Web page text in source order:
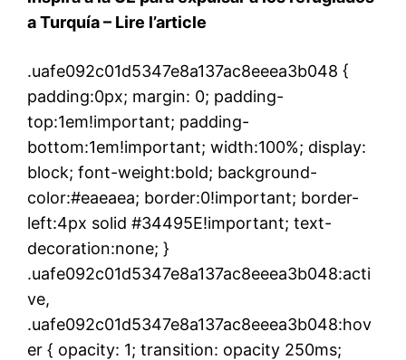
a Turquía – Lire l’article
.uafe092c01d5347e8a137ac8eeea3b048 {
padding:0px; margin: 0; padding-
top:1em!important; padding-
bottom:1em!important; width:100%; display:
block; font-weight:bold; background-
color:#eaeaea; border:0!important; border-
left:4px solid #34495E!important; text-
decoration:none; }
.uafe092c01d5347e8a137ac8eeea3b048:acti
ve,
.uafe092c01d5347e8a137ac8eeea3b048:hov
er { opacity: 1; transition: opacity 250ms;